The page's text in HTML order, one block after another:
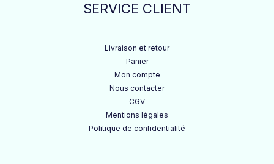
SERVICE CLIENT
Livraison et retour
Panier
Mon compte
Nous contacter
CGV
Mentions légales
Politique de confidentialité